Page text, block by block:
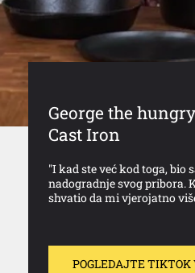
George the
Cast Iron
"I kad ste već kod toga, bio
nadogradnje svog pribora.
shvatio da mi vjerojatno
POGLEDAJTE TIKTOK